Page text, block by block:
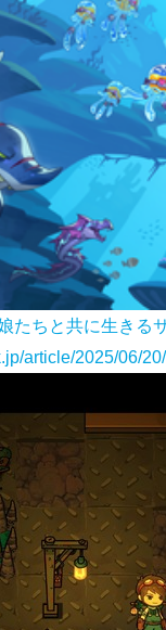
たちと共に生きる
article/2025/06/